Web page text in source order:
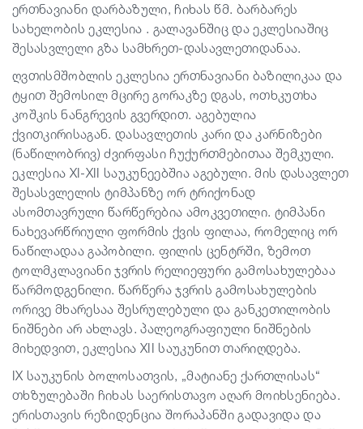
ერთნავიანი დარბაზული, ჩიხას წმ. ბარბარეს
სახელობის ეკლესია . გალავანშიც და ეკლესიაშიც
შესასვლელი გზა სამხრეთ-დასავლეთიდანაა.
ღვთისმშობლის ეკლესია ერთნავიანი ბაზილიკაა და
ტყით შემოსილ მცირე გორაკზე დგას, ოთხკუთხა
კოშკის ნანგრევის გვერდით. აგებულია
ქვითკირისაგან. დასავლეთის კარი და კარნიზები
(ნაწილობრივ) ძვირფასი ჩუქურთმებითაა შემკული.
ეკლესია XI-XII საუკუნეებშია აგებული. მის დასავლეთ
შესასვლელის ტიმპანზე ორ ტრიქონად
ასომთავრული წარწერებია ამოკვეთილი. ტიმპანი
ნახევარწრიული ფორმის ქვის ფილაა, რომელიც ორ
ნაწილადაა გაპობილი. ფილის ცენტრში, ზემოთ
ტოლმკლავიანი ჯვრის რელიეფური გამოსახულებაა
წარმოდგენილი. წარწერა ჯვრის გამოსახულების
ორივე მხარესაა შესრულებული და განკეთილობის
ნიშნები არ ახლავს. პალეოგრაფიული ნიშნების
მიხედვით, ეკლესია XII საუკუნით თარიღდება.
IX საუკუნის ბოლოსათვის, „მატიანე ქართლისას“
თხზულებაში ჩიხას საერისთავო აღარ მოიხსენიება.
ერისთავის რეზიდენცია შორაპანში გადავიდა და